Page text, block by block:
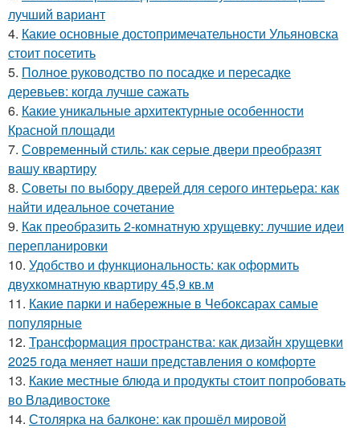
лучший вариант
4. Какие основные достопримечательности Ульяновска
стоит посетить
5. Полное руководство по посадке и пересадке
деревьев: когда лучше сажать
6. Какие уникальные архитектурные особенности
Красной площади
7. Современный стиль: как серые двери преобразят
вашу квартиру
8. Советы по выбору дверей для серого интерьера: как
найти идеальное сочетание
9. Как преобразить 2-комнатную хрущевку: лучшие идеи
перепланировки
10. Удобство и функциональность: как оформить
двухкомнатную квартиру 45,9 кв.м
11. Какие парки и набережные в Чебоксарах самые
популярные
12. Трансформация пространства: как дизайн хрущевки
2025 года меняет наши представления о комфорте
13. Какие местные блюда и продукты стоит попробовать
во Владивостоке
14. Столярка на балконе: как прошёл мировой